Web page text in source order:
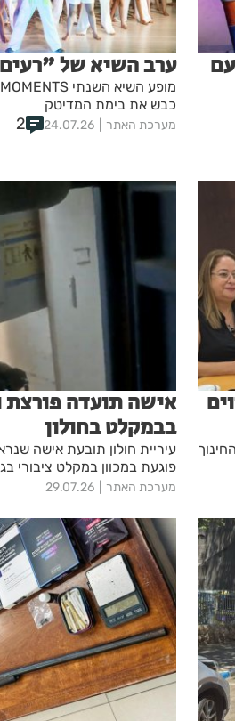
ערב השיא של
כבש את בימת המדיטק
מערכת האתר 24.07.26
2
אישה תועדה פורצת
בבמקלט בחולון
עיריית חולון תובעת אישה
פוגעת במכוון במקלט ציבורי
מערכת האתר 29.07.26